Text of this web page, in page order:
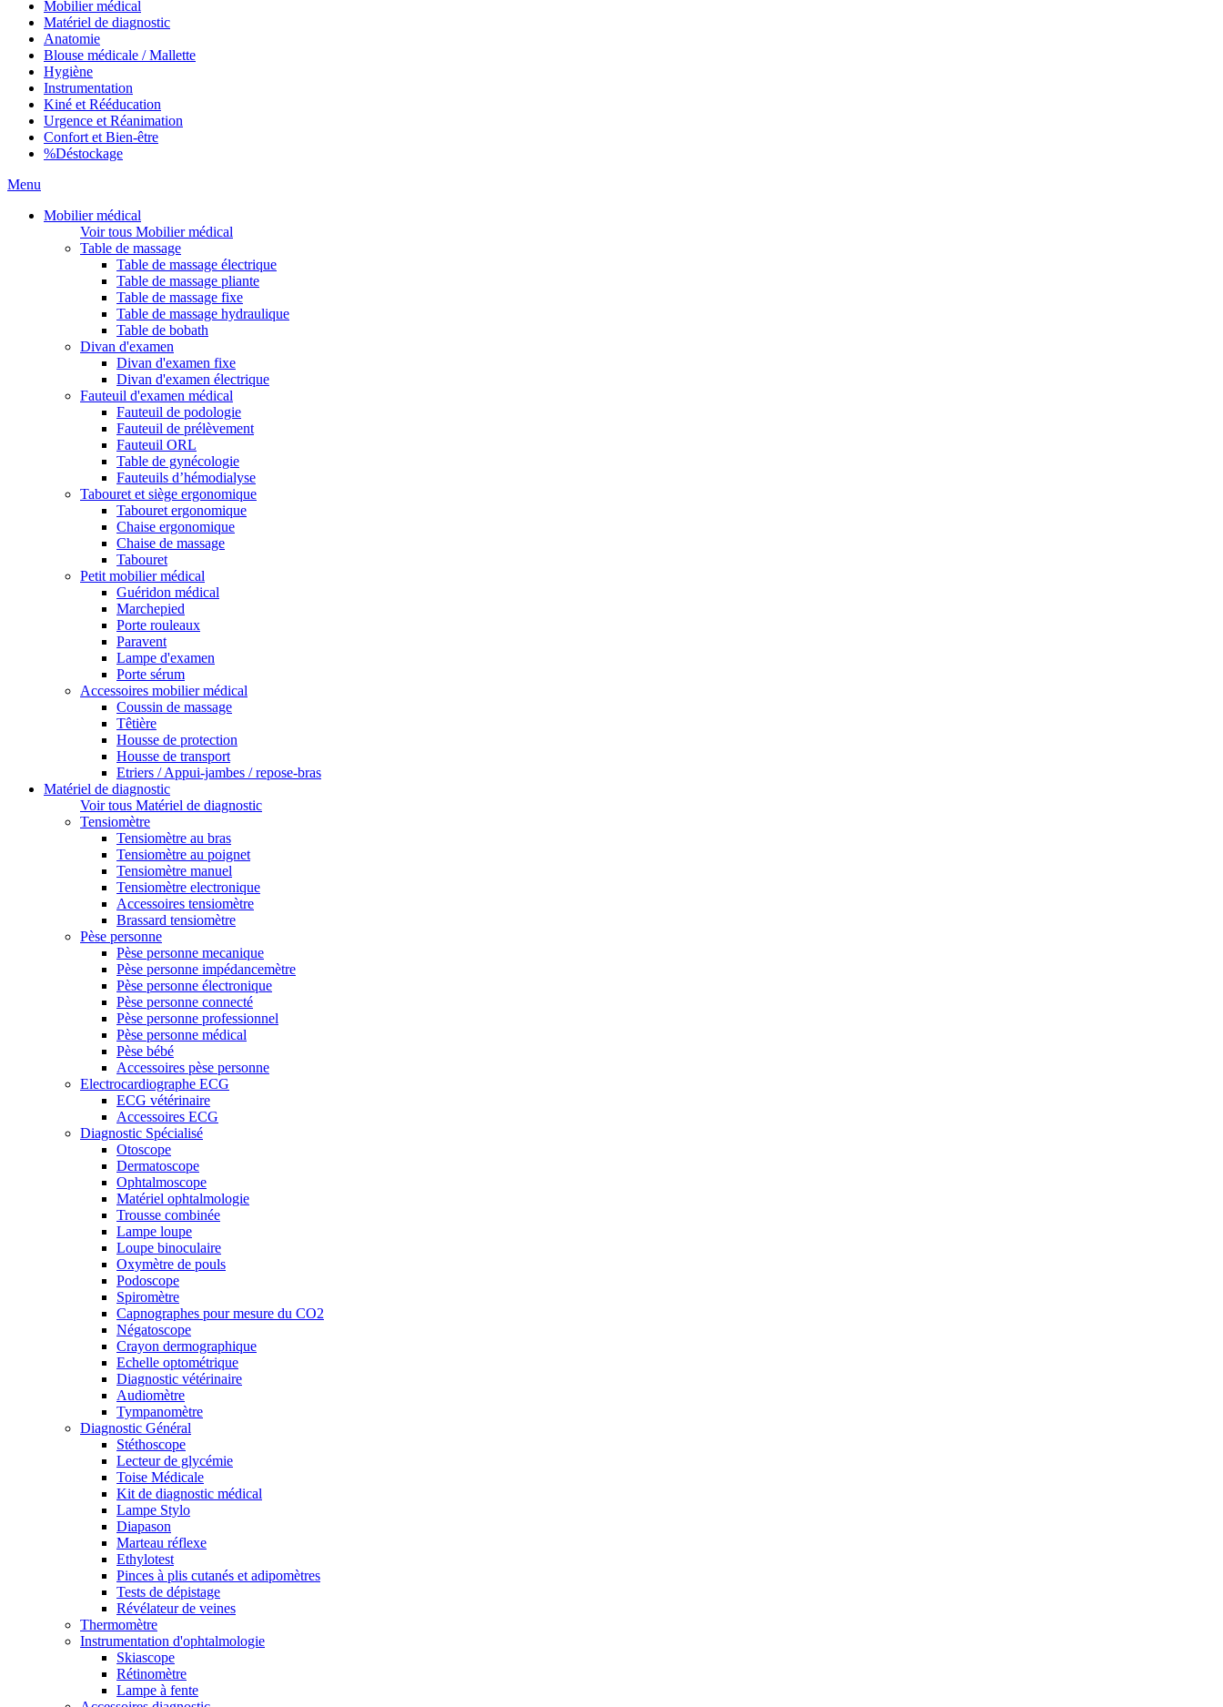
Mobilier médical
Matériel de diagnostic
Anatomie
Blouse médicale / Mallette
Hygiène
Instrumentation
Kiné et Rééducation
Urgence et Réanimation
Confort et Bien-être
%Déstockage
Menu
Mobilier médical
Voir tous Mobilier médical
Table de massage
Table de massage électrique
Table de massage pliante
Table de massage fixe
Table de massage hydraulique
Table de bobath
Divan d'examen
Divan d'examen fixe
Divan d'examen électrique
Fauteuil d'examen médical
Fauteuil de podologie
Fauteuil de prélèvement
Fauteuil ORL
Table de gynécologie
Fauteuils d’hémodialyse
Tabouret et siège ergonomique
Tabouret ergonomique
Chaise ergonomique
Chaise de massage
Tabouret
Petit mobilier médical
Guéridon médical
Marchepied
Porte rouleaux
Paravent
Lampe d'examen
Porte sérum
Accessoires mobilier médical
Coussin de massage
Têtière
Housse de protection
Housse de transport
Etriers / Appui-jambes / repose-bras
Matériel de diagnostic
Voir tous Matériel de diagnostic
Tensiomètre
Tensiomètre au bras
Tensiomètre au poignet
Tensiomètre manuel
Tensiomètre electronique
Accessoires tensiomètre
Brassard tensiomètre
Pèse personne
Pèse personne mecanique
Pèse personne impédancemètre
Pèse personne électronique
Pèse personne connecté
Pèse personne professionnel
Pèse personne médical
Pèse bébé
Accessoires pèse personne
Electrocardiographe ECG
ECG vétérinaire
Accessoires ECG
Diagnostic Spécialisé
Otoscope
Dermatoscope
Ophtalmoscope
Matériel ophtalmologie
Trousse combinée
Lampe loupe
Loupe binoculaire
Oxymètre de pouls
Podoscope
Spiromètre
Capnographes pour mesure du CO2
Négatoscope
Crayon dermographique
Echelle optométrique
Diagnostic vétérinaire
Audiomètre
Tympanomètre
Diagnostic Général
Stéthoscope
Lecteur de glycémie
Toise Médicale
Kit de diagnostic médical
Lampe Stylo
Diapason
Marteau réflexe
Ethylotest
Pinces à plis cutanés et adipomètres
Tests de dépistage
Révélateur de veines
Thermomètre
Instrumentation d'ophtalmologie
Skiascope
Rétinomètre
Lampe à fente